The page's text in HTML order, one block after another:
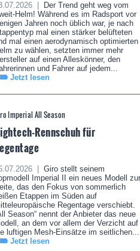
|
Der Trend geht weg vom
Helm! Während es im Radsport vor
Jahren noch üblich war, je nach
mal einen stärker belüfteten
mal einen aerodynamisch optimierten
zu wählen, setzten immer mehr
auf einen Alleskönner, den
und Fahrer auf jedem...
Jetzt lesen
Imperial All Season
Rennschuh für
|
Giro stellt seinem
Imperial II ein neues Modell zur
das den Fokus von sommerlich
Etappen im Süden auf
Regentage verschiebt.
Season“ nennt der Anbieter das neue
an dem vor allem der Verzicht auf
luftigen Mesh-Einsätze im seitlichen...
Jetzt lesen